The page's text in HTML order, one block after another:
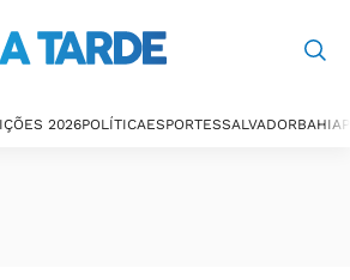
2026POLÍTICAESPORTESSALVADORBAHIA